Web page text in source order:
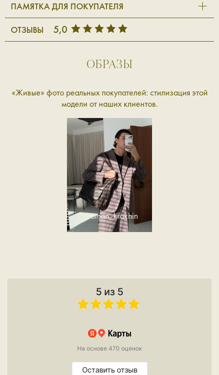
ПАМЯТКА ДЛЯ ПОКУПАТЕЛЯ
ОТЗЫВЫ 5,0
ОБРАЗЫ
«Живые» фото реальных покупателей: стилизация этой
модели от наших клиентов.
@roman_krakhin
5 из 5
На основе 470 оценок
Оставить отзыв